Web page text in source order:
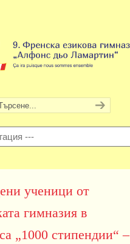
ученици от
гимназия в
„1000 стипендии“ –